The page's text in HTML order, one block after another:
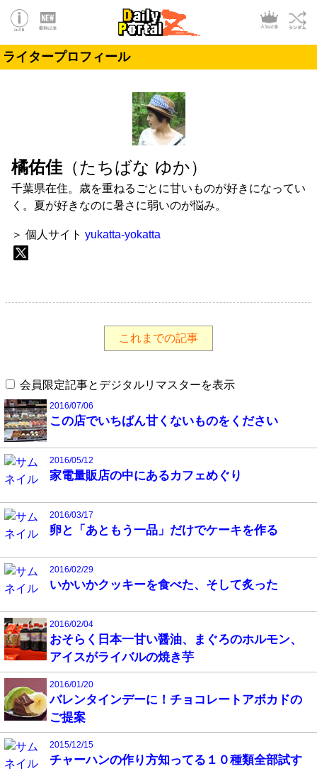
ライタープロフィール
橘佑佳 （たちばな ゆか）
千葉県在住。歳を重ねるごとに甘いものが好きになってい
く。夏が好きなのに暑さに弱いのが悩み。
＞ 個人サイト yukatta-yokatta
これまでの記事
会員限定記事とデジタルリマスターを表示
2016/07/06
この店でいちばん甘くないものをください
2016/05/12
家電量販店の中にあるカフェめぐり
2016/03/17
卵と「あともう一品」だけでケーキを作る
2016/02/29
いかいかクッキーを食べた、そして炙った
2016/02/04
おそらく日本一甘い醤油、まぐろのホルモン、
アイスがライバルの焼き芋
2016/01/20
バレンタインデーに！チョコレートアボカドの
ご提案
2015/12/15
チャーハンの作り方知ってる１０種類全部試す